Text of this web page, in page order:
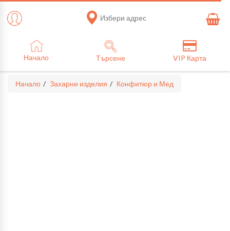
Избери адрес
Начало Търсене VIP Карта
Начало Захарни изделия Конфитюр и Мед